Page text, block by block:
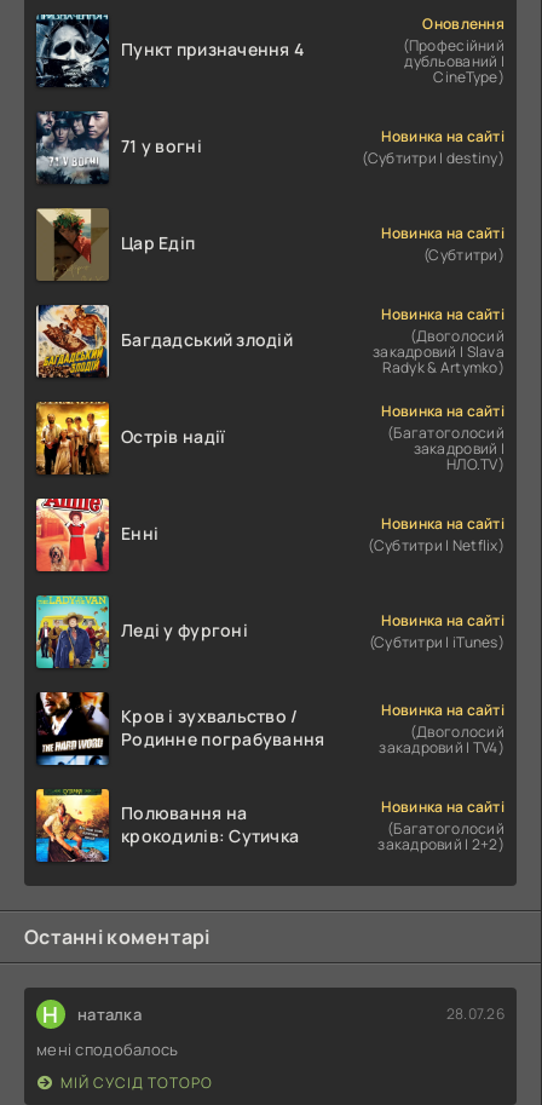
Пункт призначення 4
Оновлення
(Професійний
дубльований |
CineType)
71 у вогні
Новинка на сайті
(Субтитри | destiny)
Цар Едіп
Новинка на сайті
(Субтитри)
Багдадський злодій
Новинка на сайті
(Двоголосий
закадровий | Slava
Radyk & Artymko)
Острів надії
Новинка на сайті
(Багатоголосий
закадровий |
НЛО.TV)
Енні
Новинка на сайті
(Субтитри | Netflix)
Леді у фургоні
Новинка на сайті
(Субтитри | iTunes)
Кров і зухвальство /
Родинне пограбування
Новинка на сайті
(Двоголосий
закадровий | TV4)
Полювання на
крокодилів: Сутичка
Новинка на сайті
(Багатоголосий
закадровий | 2+2)
Останні коментарі
Н наталка 28.07.26
мені сподобалось
МІЙ СУСІД ТОТОРО